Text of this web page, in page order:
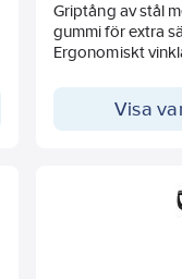
Griptång av stål
gummi för extra
Ergonomiskt
Visa